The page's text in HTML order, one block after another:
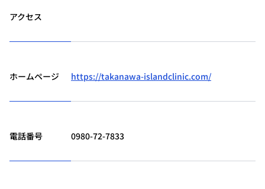
アクセス
ホームページ https://takanawa-islandclinic.com/
電話番号 0980-72-7833